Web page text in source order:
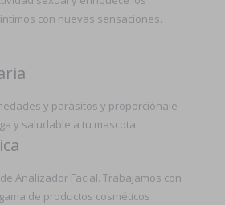
con nuevas sensaciones.
y parásitos y proporciónale
y saludable a tu mascota.
Analizador Facial. Trabajamos con
de productos cosméticos